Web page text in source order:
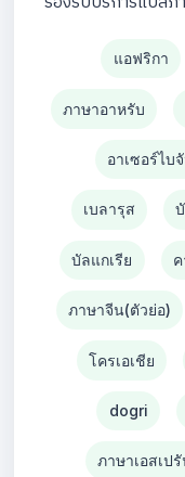
แอฟริกา
ภาษาอาหรับ
อาเซอร์ไบ
เบลารุส
บัลแกเรีย
ภาษาจีน(ตัวย่อ)
โครเอเชีย
dogri
ภาษาเอสเป